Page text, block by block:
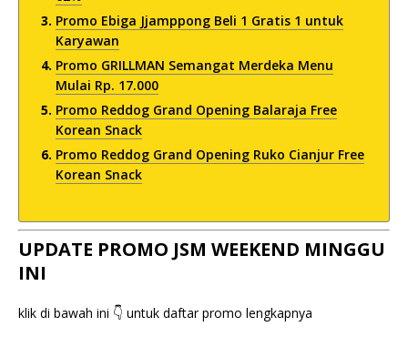
Promo Ebiga Jjamppong Beli 1 Gratis 1 untuk
Karyawan
Promo GRILLMAN Semangat Merdeka Menu
Mulai Rp. 17.000
Promo Reddog Grand Opening Balaraja Free
Korean Snack
Promo Reddog Grand Opening Ruko Cianjur Free
Korean Snack
UPDATE PROMO JSM WEEKEND MINGGU
INI
klik di bawah ini 👇 untuk daftar promo lengkapnya